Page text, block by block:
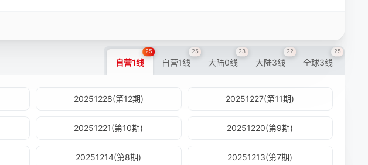
自营1线
25
自营1线
25
大陆0线
23
大陆3线
22
全球3线
25
20251228(第12期) 20251227(第11期)
20251221(第10期) 20251220(第9期)
20251214(第8期) 20251213(第7期)